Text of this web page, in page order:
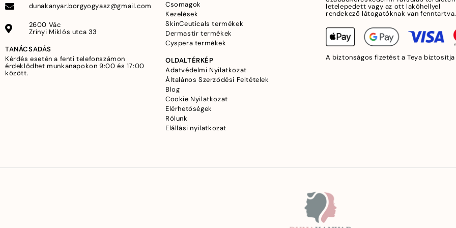
dunakanyar.borgyogyasz@gmail.com
2600 Vác
Zrínyi Miklós utca 33
TANÁCSADÁS
Kérdés esetén a fenti telefonszámon
érdeklődhet munkanapokon 9:00 és 17:00
között.
Csomagok
Kezelések
SkinCeuticals termékek
Dermastir termékek
Cyspera termékek
OLDALTÉRKÉP
Adatvédelmi Nyilatkozat
Általános Szerződési Feltételek
Blog
Cookie Nyilatkozat
Elérhetőségek
Rólunk
Elállási nyilatkozat
letelepedett vagy az ott lakóhellyel
rendekező látogatóknak van fenntartva.
A biztonságos fizetést a Teya biztosítja